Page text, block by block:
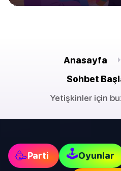
Anasayfa
Sohbet
Yetişkinler için
🥳Parti 🕹Oyunlar